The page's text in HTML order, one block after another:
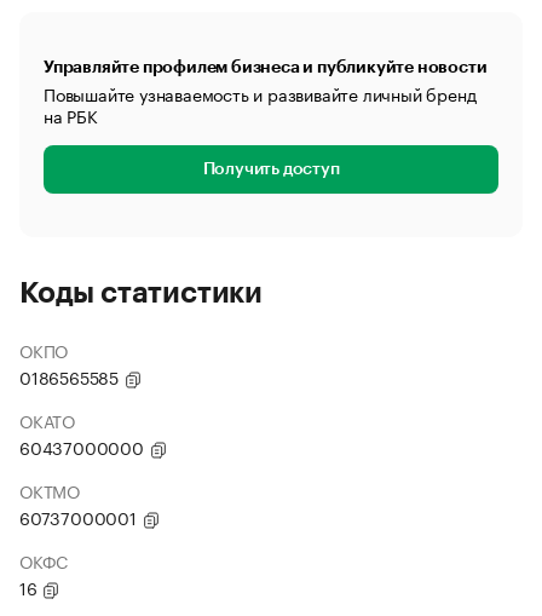
Управляйте профилем бизнеса и публикуйте новости
Повышайте узнаваемость и развивайте личный бренд
на РБК
Получить доступ
Коды статистики
ОКПО
0186565585
ОКАТО
60437000000
ОКТМО
60737000001
ОКФС
16